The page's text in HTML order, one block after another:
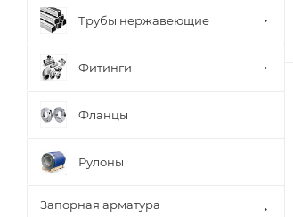
Трубы нержавеющие
Фитинги
Фланцы
Рулоны
Запорная арматура